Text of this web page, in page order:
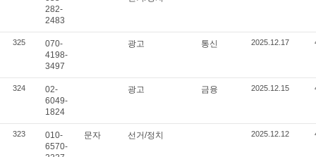
282-
2483
325
070-
4198-
3497
광고 통신 2025.12.17
324
02-
6049-
1824
광고 금융 2025.12.15
323
010-
6570-
문자 선거/정치 2025.12.12